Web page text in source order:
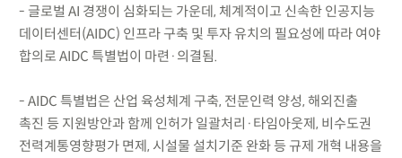
- 글로벌 AI 경쟁이 심화되는 가운데, 체계적이고 신속한 인공지능
데이터센터(AIDC) 인프라 구축 및 투자 유치의 필요성에 따라 여야
합의로 AIDC 특별법이 마련·의결됨.
- AIDC 특별법은 산업 육성체계 구축, 전문인력 양성, 해외진출
촉진 등 지원방안과 함께 인허가 일괄처리·타임아웃제, 비수도권
전력계통영향평가 면제, 시설물 설치기준 완화 등 규제 개혁 내용을